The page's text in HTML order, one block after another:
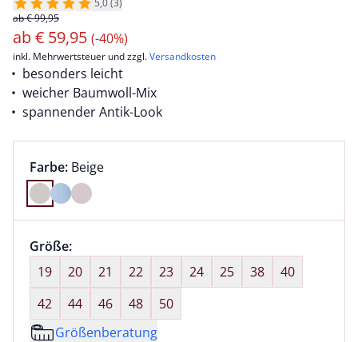
5,0 (3)
ab € 99,95
ab€ 59,95 (-40%)
inkl. Mehrwertsteuer und zzgl.Versandkosten
besonders leicht
weicher Baumwoll-Mix
spannender Antik-Look
Farbauswahl:
Farbe: aktuell ausgewählt:
Beige
Farbe Beige ausgewählt
Größenauswahl:
Größe:nichts ausgewählt
19
20 21 22 23 24 25 38
40
42
44 46 48
50
Größenberatung